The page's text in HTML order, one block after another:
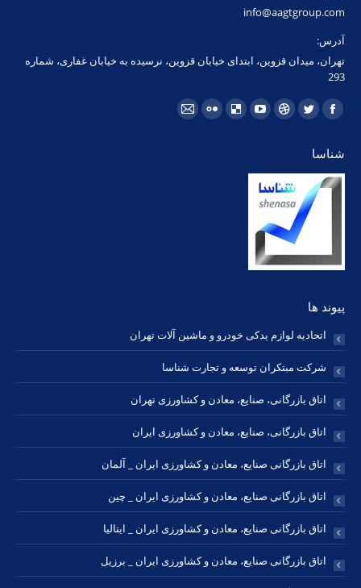
info@aagtgroup.com
آدرس:
تهران، میدان قزوین، ابتدای خیابان قزوین، نرسیده به خیابان غفاری، شماره
293
مارا در اینجا پیدا کنید:
فیسبوک
opens
in
new
window
توئیتر
new
window
Dribbble
in
new
window
یوتیوب
in
new
Delicious
فلیکرایمیل
شناسا
پیوند ها
اتحادیه لوازم یدکی خودرو و ماشین آلات تهران
شرکت مبتکران توسعه و تجارت شناسا
اتاق بازرگانی، صنایع، معادن و کشاورزی تهران
اتاق بازرگانی، صنایع، معادن و کشاورزی ایران
اتاق بازرگانی صنایع، معادن و کشاورزی ایران _ آلمان
اتاق بازرگانی صنایع، معادن و کشاورزی ایران _ چین
اتاق بازرگانی صنایع، معادن و کشاورزی ایران _ ایتالیا
اتاق بازرگانی صنایع، معادن و کشاورزی ایران _ برزیل